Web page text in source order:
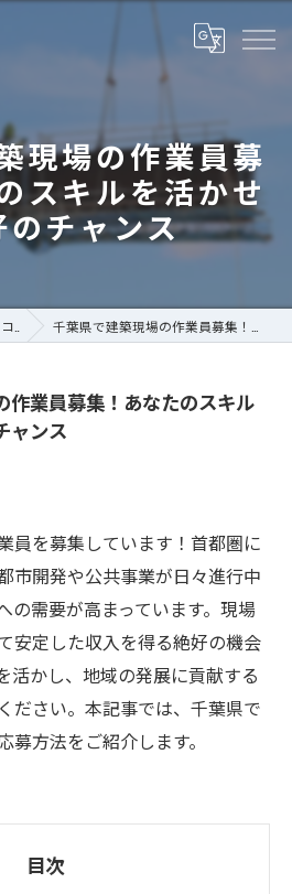
現場の作業員募
スキルを活かせ
のチャンス
コラム 千葉県で建築現場の作業員募集！あなたのスキルを活かせる絶好のチャンス
作業員募集！あなたのスキル
ャンス
員を募集しています！首都圏に
市開発や公共事業が日々進行中
の需要が高まっています。現場
安定した収入を得る絶好の機会
活かし、地域の発展に貢献する
ださい。本記事では、千葉県で
方法をご紹介します。
目次